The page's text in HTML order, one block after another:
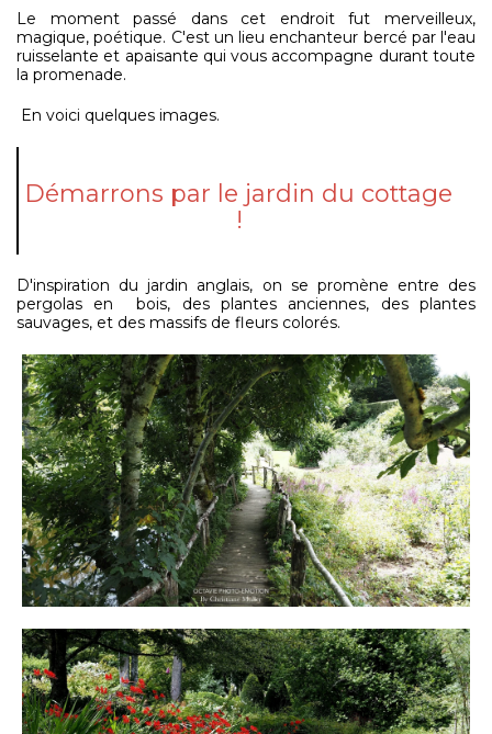
Le moment passé dans cet endroit fut merveilleux,
magique, poétique. C'est un lieu enchanteur bercé par l'eau
ruisselante et apaisante qui vous accompagne durant toute
la promenade.
En voici quelques images.
Démarrons par le jardin du cottage
!
D'inspiration du jardin anglais, on se promène entre des
pergolas en bois, des plantes anciennes, des plantes
sauvages, et des massifs de fleurs colorés.